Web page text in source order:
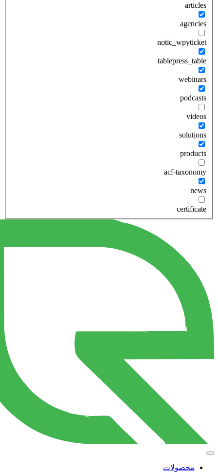
articles
agencies
notic_wpyticket
tablepress_table
webinars
podcasts
videos
solutions
products
acf-taxonomy
news
certificate
محصولات